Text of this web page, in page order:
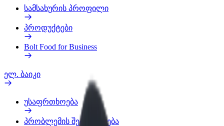
სამსახურის პროფილი
პროდუქტები
Bolt Food for Business
ელ. ბაიკი
უსაფრთხოება
პრობლემის შეტყობინება